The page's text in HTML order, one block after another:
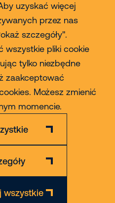
uzyskać więcej
przez nas
szczegóły".
wszystkie pliki cookie
tylko niezbędne
zaakceptować
Możesz zmienić
momencie.
wszystkie
rights reserved